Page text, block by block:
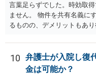
言葉足らずでした。時効取
ません。 物件を共有名義に
るものの、デメリットもあ
10
弁護士が入院し復
金は可能か？